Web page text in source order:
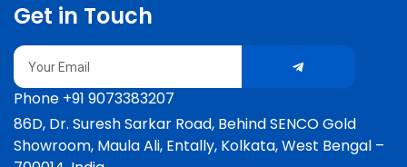
Get in Touch
Email
Phone +91 9073383207
86D, Dr. Suresh Sarkar Road, Behind SENCO Gold
Showroom, Maula Ali, Entally, Kolkata, West Bengal –